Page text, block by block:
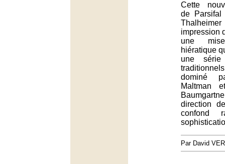
Cette
de Parsifal
impression
une
hiératique
une
dominé
Maltman
direction
confond
Par David